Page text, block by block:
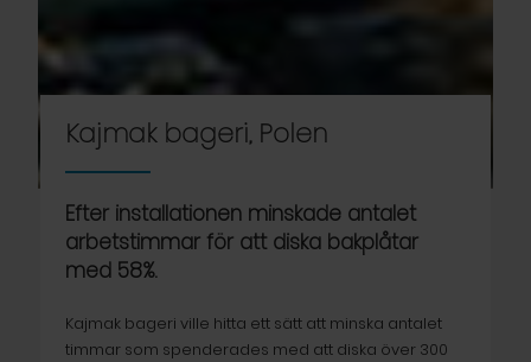
Kajmak bageri, Polen
Efter installationen minskade antalet
arbetstimmar för att diska bakplåtar
med 58%.
Kajmak bageri ville hitta ett sätt att minska antalet
timmar som spenderades med att diska över 300